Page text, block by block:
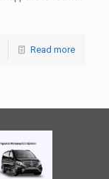
Read more